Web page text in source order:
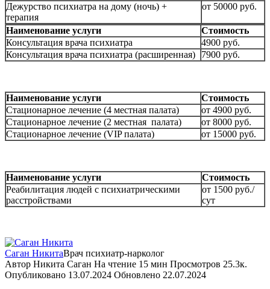
Дежурство психиатра на дому (ночь) +
терапия
от 50000 руб.
Наименование услуги
Стоимость
Консультация врача психиатра
4900 руб.
Консультация врача психиатра (расширенная)
7900 руб.
Наименование услуги
Стоимость
Стационарное лечение (4 местная палата)
от 4900 руб.
Стационарное лечение (2 местная палата)
от 8000 руб.
Стационарное лечение (VIP палата)
от 15000 руб.
Наименование услуги
Стоимость
Реабилитация людей с психиатрическими
расстройствами
от 1500 руб./
сут
Саган НикитаВрач психиатр-нарколог
Автор Никита Саган На чтение 15 мин Просмотров 25.3к.
Опубликовано 13.07.2024 Обновлено 22.07.2024